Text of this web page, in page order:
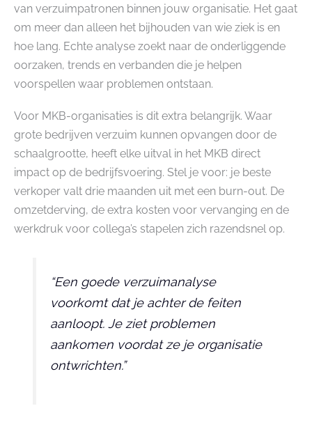
van verzuimpatronen binnen jouw organisatie. Het gaat
om meer dan alleen het bijhouden van wie ziek is en
hoe lang. Echte analyse zoekt naar de onderliggende
oorzaken, trends en verbanden die je helpen
voorspellen waar problemen ontstaan.
Voor MKB-organisaties is dit extra belangrijk. Waar
grote bedrijven verzuim kunnen opvangen door de
schaalgrootte, heeft elke uitval in het MKB direct
impact op de bedrijfsvoering. Stel je voor: je beste
verkoper valt drie maanden uit met een burn-out. De
omzetderving, de extra kosten voor vervanging en de
werkdruk voor collega’s stapelen zich razendsnel op.
“Een goede verzuimanalyse
voorkomt dat je achter de feiten
aanloopt. Je ziet problemen
aankomen voordat ze je organisatie
ontwrichten.”